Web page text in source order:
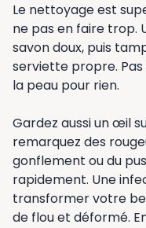
Le nettoyage est
ne pas en faire trop.
savon doux, puis
serviette propre.
la peau pour rien.
Gardez aussi un œil
remarquez des
gonflement ou du
rapidement. Une
transformer votre
de flou et déformé.